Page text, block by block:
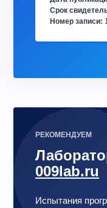
Срок
Номер записи:
РЕКОМЕНДУЕМ
009lab.ru
Испытания